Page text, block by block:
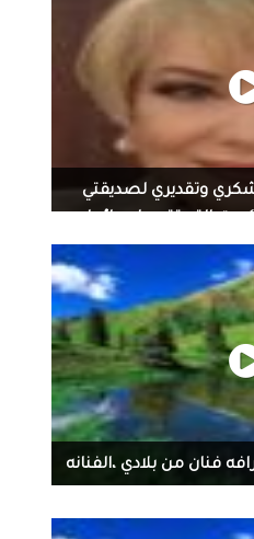
وتقديري لصديقتي
لصديقتي الغالية ام
لي دائما هداياها مقاطع من
السينما وسهراتي التليفزيونية
و التي تذاع ما زالت على شاشة
القرين الف شكر هدى
فنان من بلادي ،الفنانه
من بلادي ، تميزت بصوتها